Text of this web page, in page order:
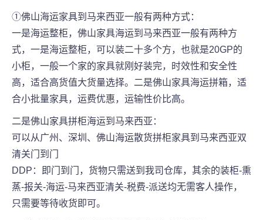
①佛山海运家具到马来西亚一般有两种方式：
一是海运整柜，佛山家具海运到马来西亚一般有两种方
式，一是海运整柜，可以装二十多个方，也就是20GP的
小柜，一般一个家的家具就刚好装完，时效性和安全性
高，适合高货值大货量选择。二是佛山家具海运拼箱，适
合小批量家具，运费优惠，运输性价比高。
二是佛山家具拼柜海运到马来西亚：
可以从广州、深圳、佛山海运散货拼柜家具到马来西亚双
清关门到门
DDP：即门到门，货物只需送到我司仓库，其余的装柜-熏
蒸-报关-海运-马来西亚清关-税费-派送均无需客人操作，
只需要等待收货即可。